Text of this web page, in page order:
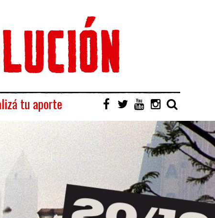
tu aporte